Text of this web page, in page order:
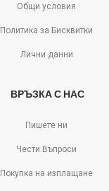
Общи условия
Политика за Бисквитки
Лични данни
ВРЪЗКА С НАС
Пишете ни
Чести Въпроси
Покупка на изплащане